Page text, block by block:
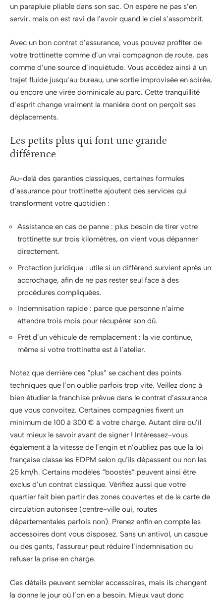
un parapluie pliable dans son sac. On espère ne pas s’en
servir, mais on est ravi de l’avoir quand le ciel s’assombrit.
Avec un bon contrat d’assurance, vous pouvez profiter de
votre trottinette comme d’un vrai compagnon de route, pas
comme d’une source d’inquiétude. Vous accédez ainsi à un
trajet fluide jusqu’au bureau, une sortie improvisée en soirée,
ou encore une virée dominicale au parc. Cette tranquillité
d’esprit change vraiment la manière dont on perçoit ses
déplacements.
Les petits plus qui font une grande
différence
Au-delà des garanties classiques, certaines formules
d’assurance pour trottinette ajoutent des services qui
transforment votre quotidien :
Assistance en cas de panne : plus besoin de tirer votre
trottinette sur trois kilomètres, on vient vous dépanner
directement.
Protection juridique : utile si un différend survient après un
accrochage, afin de ne pas rester seul face à des
procédures compliquées.
Indemnisation rapide : parce que personne n’aime
attendre trois mois pour récupérer son dû.
Prêt d’un véhicule de remplacement : la vie continue,
même si votre trottinette est à l’atelier.
Notez que derrière ces “plus” se cachent des points
techniques que l’on oublie parfois trop vite. Veillez donc à
bien étudier la franchise prévue dans le contrat d’assurance
que vous convoitez. Certaines compagnies fixent un
minimum de 100 à 300 € à votre charge. Autant dire qu’il
vaut mieux le savoir avant de signer ! Intéressez-vous
également à la vitesse de l’engin et n’oubliez pas que la loi
française classe les EDPM selon qu’ils dépassent ou non les
25 km/h. Certains modèles “boostés” peuvent ainsi être
exclus d’un contrat classique. Vérifiez aussi que votre
quartier fait bien partir des zones couvertes et de la carte de
circulation autorisée (centre-ville oui, routes
départementales parfois non). Prenez enfin en compte les
accessoires dont vous disposez. Sans un antivol, un casque
ou des gants, l’assureur peut réduire l’indemnisation ou
refuser la prise en charge.
Ces détails peuvent sembler accessoires, mais ils changent
la donne le jour où l’on en a besoin. Mieux vaut donc